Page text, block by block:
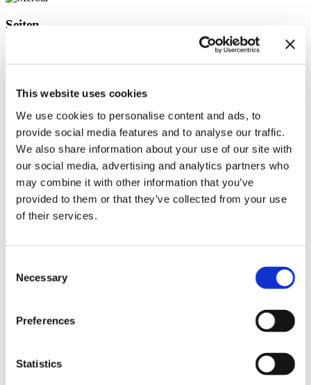
This website uses cookies
We use cookies to personalise content and ads, to
provide social media features and to analyse our traffic.
We also share information about your use of our site with
our social media, advertising and analytics partners who
may combine it with other information that you’ve
provided to them or that they’ve collected from your use
of their services.
Selection
Necessary
Preferences
Statistics
Seiten
Impressum
Kontakt
Kontakt
LÖSUNGEN
News im Update 2022.1
News im Update 2023
News im Update 2023.3
Partner
Service
Startseite
System Requirements
Testversion
ViSoft Live
ViSoft Smart
ViSoft ViDisplay
ViSoft Virtual Reality